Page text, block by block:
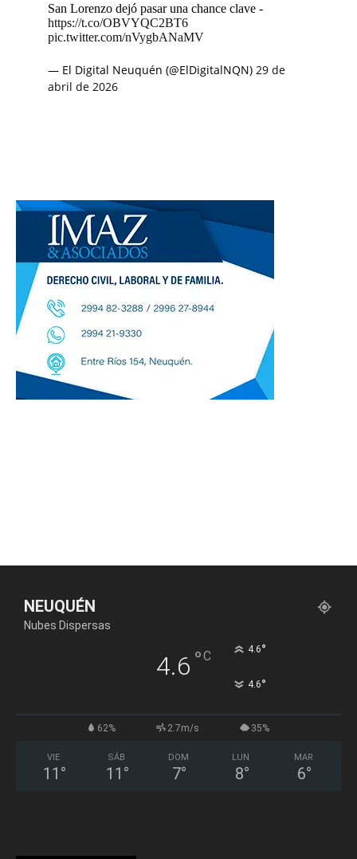
San Lorenzo dejó pasar una chance clave -
https://t.co/OBVYQC2BT6
pic.twitter.com/nVygbANaMV
— El Digital Neuquén (@ElDigitalNQN) 29 de
abril de 2026
NEUQUÉN
Nubes Dispersas
4.6 °C 4.6°
4.6°
62% 2.7m/s 35%
VIE
11 °
SÁB
11 °
DOM
7°
LUN
8°
MAR
6°